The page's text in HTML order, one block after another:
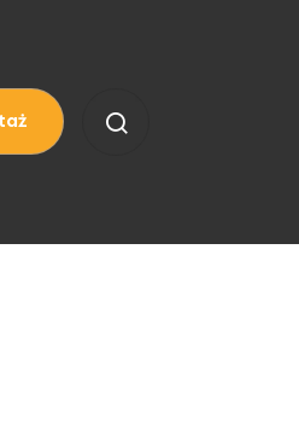
hasła.